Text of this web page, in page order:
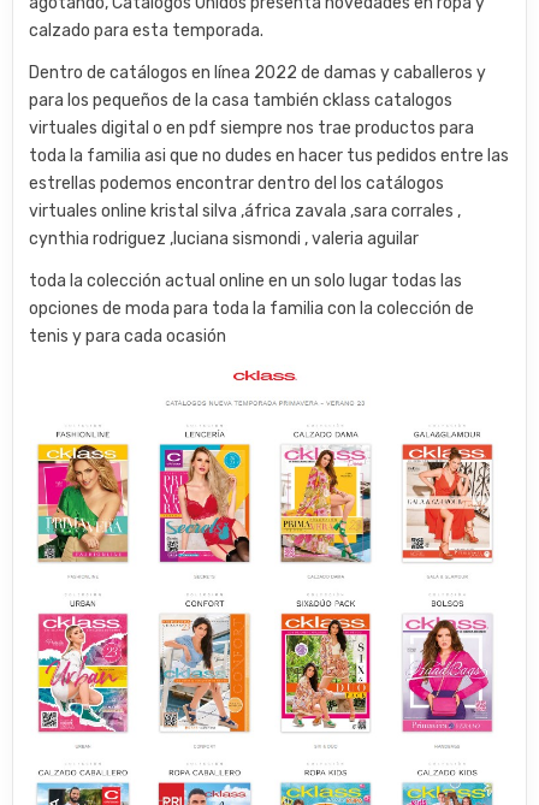
calzado para esta temporada.
Dentro de catálogos en línea 2022 de damas y caballeros y
para los pequeños de la casa también cklass catalogos
virtuales digital o en pdf siempre nos trae productos para
toda la familia asi que no dudes en hacer tus pedidos entre las
estrellas podemos encontrar dentro del los catálogos
virtuales online kristal silva ,áfrica zavala ,sara corrales ,
cynthia rodriguez ,luciana sismondi , valeria aguilar
toda la colección actual online en un solo lugar todas las
opciones de moda para toda la familia con la colección de
tenis y para cada ocasión